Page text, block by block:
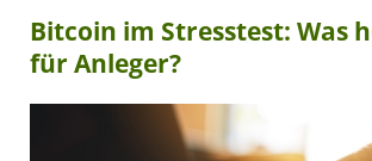
Bitcoin im Stresstest: Was
für Anleger?